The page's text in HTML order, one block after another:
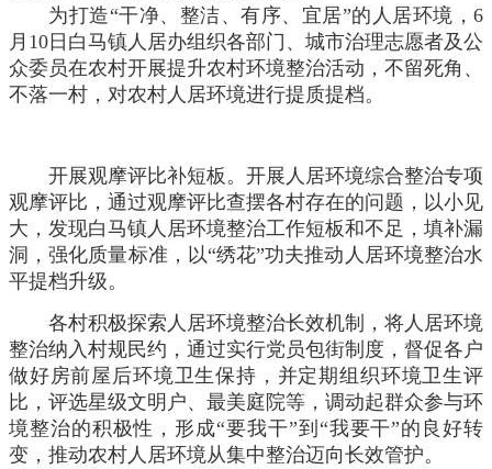
为打造“干净、整洁、有序、宜居”的人居环境，6
月10日白马镇人居办组织各部门、城市治理志愿者及公
众委员在农村开展提升农村环境整治活动，不留死角、
不落一村，对农村人居环境进行提质提档。
开展观摩评比补短板。开展人居环境综合整治专项
观摩评比，通过观摩评比查摆各村存在的问题，以小见
大，发现白马镇人居环境整治工作短板和不足，填补漏
洞，强化质量标准，以“绣花”功夫推动人居环境整治水
平提档升级。
各村积极探索人居环境整治长效机制，将人居环境
整治纳入村规民约，通过实行党员包街制度，督促各户
做好房前屋后环境卫生保持，并定期组织环境卫生评
比，评选星级文明户、最美庭院等，调动起群众参与环
境整治的积极性，形成“要我干”到“我要干”的良好转
变，推动农村人居环境从集中整治迈向长效管护。